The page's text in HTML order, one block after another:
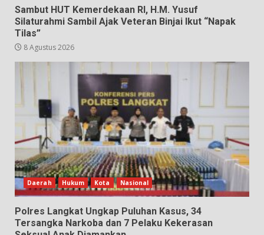
Sambut HUT Kemerdekaan RI, H.M. Yusuf
Silaturahmi Sambil Ajak Veteran Binjai Ikut “Napak
Tilas”
8 Agustus 2026
Daerah Hukum Kota Nasional
Polres Langkat Ungkap Puluhan Kasus, 34
Tersangka Narkoba dan 7 Pelaku Kekerasan